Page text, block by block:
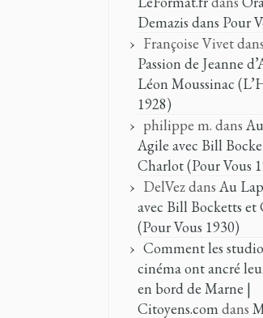
Demazis dans Pour
Françoise Vivetdans
Passion de Jeanne
Léon Moussinac
1928)
philippe m. dans
Agile avec Bill
Charlot (Pour Vous
DelVezdans Au
avec Bill Bocketts et
(Pour Vous 1930)
Comment les
cinéma ont ancré
en bord de Marne |
Citoyens.comdans